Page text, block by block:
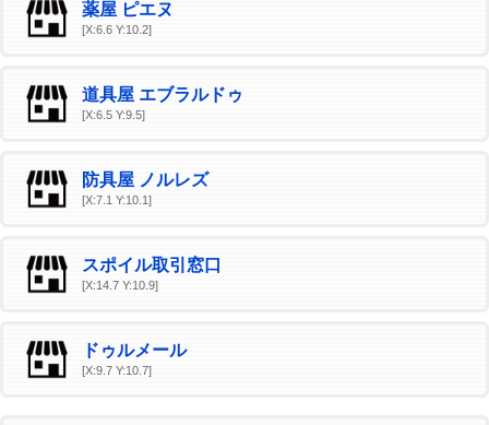
薬屋 ピエヌ
[X:6.6 Y:10.2]
道具屋 エブラルドゥ
[X:6.5 Y:9.5]
防具屋 ノルレズ
[X:7.1 Y:10.1]
スポイル取引窓口
[X:14.7 Y:10.9]
ドゥルメール
[X:9.7 Y:10.7]